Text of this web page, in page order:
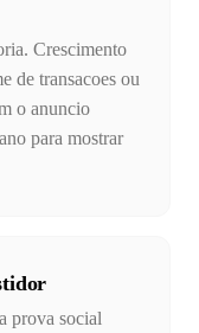
Crescimento
de transacoes ou
o anuncio
para mostrar
prova social